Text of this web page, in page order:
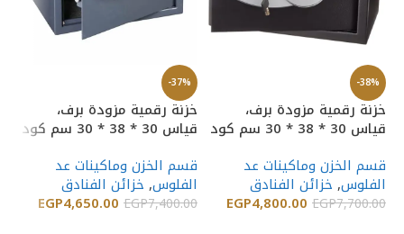
-38%
خزنة رقمية مزودة برف،
قياس 30 * 38 * 30 سم كود
قسم الخزن وماكينات عد
الفلوس, خزائن الفنادق
EGP7,700.00
EGP4,800.00
-37%
خزنة رقمية مزودة برف،
قياس 30 * 38 * 30 سم كود
قسم الخزن وماكينات عد
الفلوس, خزائن الفنادق
EGP7,400.00
EGP4,650.00